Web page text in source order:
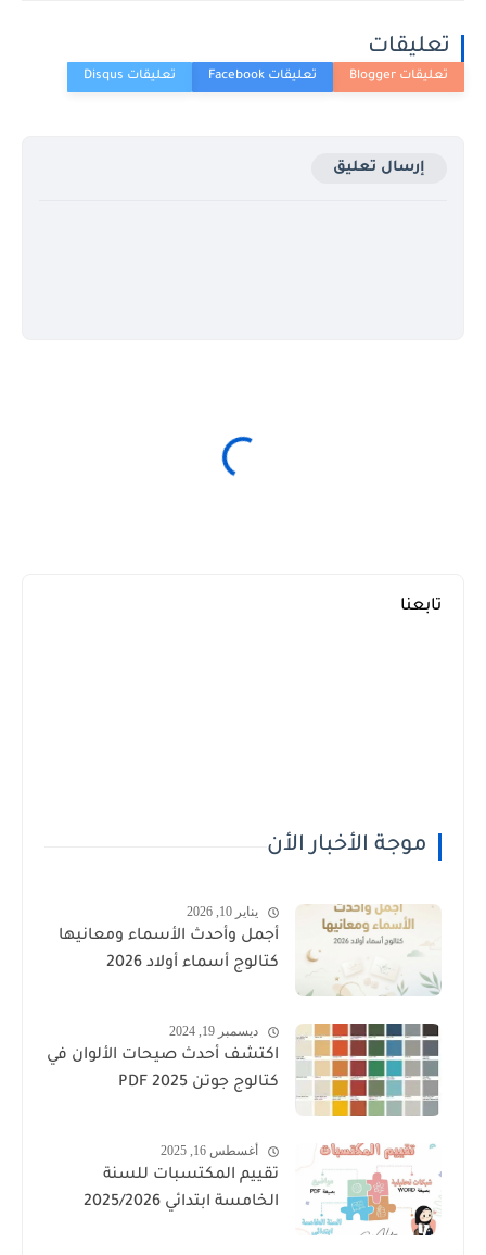
تعليقات
إرسال تعليق
تابعنا
موجة الأخبار الأن
يناير 10, 2026
أجمل وأحدث الأسماء ومعانيها
كتالوج أسماء أولاد 2026
ديسمبر 19, 2024
اكتشف أحدث صيحات الألوان في
كتالوج جوتن PDF 2025
أغسطس 16, 2025
تقييم المكتسبات للسنة
الخامسة ابتدائي 2025/2026